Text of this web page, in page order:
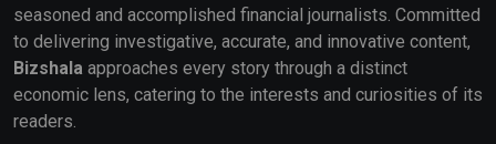
seasoned and accomplished financial journalists. Committed
to delivering investigative, accurate, and innovative content,
Bizshala approaches every story through a distinct
economic lens, catering to the interests and curiosities of its
readers.